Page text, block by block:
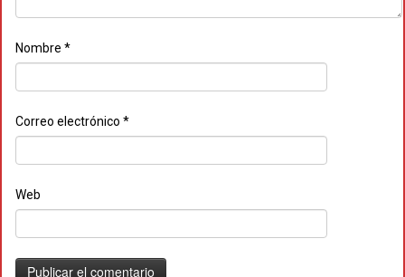
Nombre *
Correo electrónico *
Web